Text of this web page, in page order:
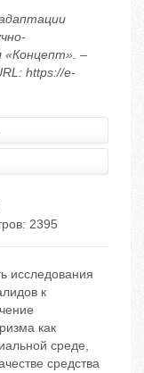
«Концепт». –
https://e-
2395
исследования
к
как
среде,
средства